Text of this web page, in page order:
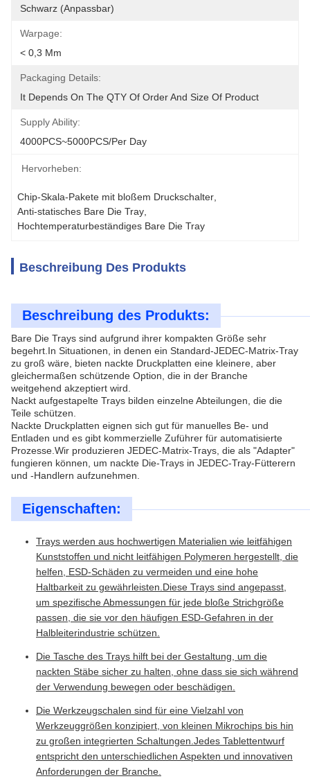
Schwarz (anpassbar)
Warpage:
< 0,3 Mm
Packaging Details:
It Depends On The QTY Of Order And Size Of Product
Supply Ability:
4000PCS~5000PCS/per Day
Hervorheben:
Chip-Skala-Pakete mit bloßem Druckschalter
Anti-statisches Bare Die Tray
Hochtemperaturbeständiges Bare Die Tray
Beschreibung Des Produkts
Beschreibung des Produkts:
Bare Die Trays sind aufgrund ihrer kompakten Größe sehr
begehrt.In Situationen, in denen ein Standard-JEDEC-Matrix-Tray
zu groß wäre, bieten nackte Druckplatten eine kleinere, aber
gleichermaßen schützende Option, die in der Branche
weitgehend akzeptiert wird.
Nackt aufgestapelte Trays bilden einzelne Abteilungen, die die
Teile schützen.
Nackte Druckplatten eignen sich gut für manuelles Be- und
Entladen und es gibt kommerzielle Zuführer für automatisierte
Prozesse.Wir produzieren JEDEC-Matrix-Trays, die als "Adapter"
fungieren können, um nackte Die-Trays in JEDEC-Tray-Fütterern
und -Handlern aufzunehmen.
Eigenschaften:
Trays werden aus hochwertigen Materialien wie leitfähigen
Kunststoffen und nicht leitfähigen Polymeren hergestellt, die
helfen, ESD-Schäden zu vermeiden und eine hohe
Haltbarkeit zu gewährleisten.Diese Trays sind angepasst,
um spezifische Abmessungen für jede bloße Strichgröße
passen, die sie vor den häufigen ESD-Gefahren in der
Halbleiterindustrie schützen.
Die Tasche des Trays hilft bei der Gestaltung, um die
nackten Stäbe sicher zu halten, ohne dass sie sich während
der Verwendung bewegen oder beschädigen.
Die Werkzeugschalen sind für eine Vielzahl von
Werkzeuggrößen konzipiert, von kleinen Mikrochips bis hin
zu großen integrierten Schaltungen.Jedes Tablettentwurf
entspricht den unterschiedlichen Aspekten und innovativen
Anforderungen der Branche.